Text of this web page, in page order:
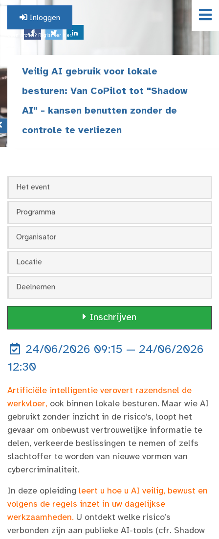
Inloggen
Geen profiel? Registreer hier.
Veilig AI gebruik voor lokale
besturen: Van CoPilot tot "Shadow
AI" - kansen benutten zonder de
controle te verliezen
Het event
Programma
Organisator
Locatie
Deelnemen
Inschrijven
24/06/2026 09:15 — 24/06/2026
12:30
Artificiële intelligentie verovert razendsnel de
werkvloer, ook binnen lokale besturen. Maar wie AI
gebruikt zonder inzicht in de risico’s, loopt het
gevaar om onbewust vertrouwelijke informatie te
delen, verkeerde beslissingen te nemen of zelfs
slachtoffer te worden van nieuwe vormen van
cybercriminaliteit.
In deze opleiding leert u hoe u AI veilig, bewust en
volgens de regels inzet in uw dagelijkse
werkzaamheden. U ontdekt welke risico’s
verbonden zijn aan publieke AI-tools (cfr. Shadow